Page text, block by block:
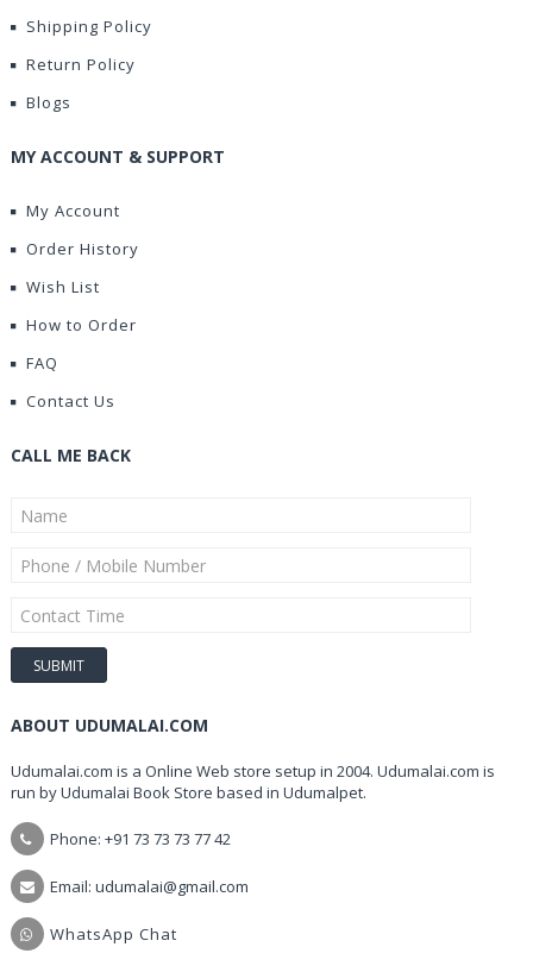
Shipping Policy
Return Policy
Blogs
MY ACCOUNT & SUPPORT
My Account
Order History
Wish List
How to Order
FAQ
Contact Us
CALL ME BACK
ABOUT UDUMALAI.COM
Udumalai.com is a Online Web store setup in 2004. Udumalai.com is
run by Udumalai Book Store based in Udumalpet.
Phone: +91 73 73 73 77 42
Email: udumalai@gmail.com
WhatsApp Chat